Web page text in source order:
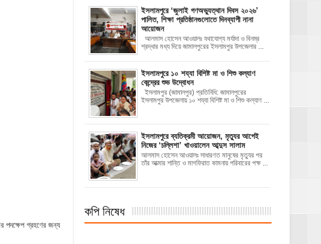
পদক্ষেপ গ্রহণের জন্য
‎ইসলামপুরে ‘জুলাই গণঅভ্যুত্থান দিবস ২০২৬’
পালিত, শিক্ষা প্রতিষ্ঠানগুলোতে দিনব্যাপী নানা
আয়োজন
‎​আলমাস হোসেন আওয়ালঃ‎ ‎​যথাযোগ্য মর্যাদা ও বিনম্র
শ্রদ্ধার মধ্য দিয়ে জামালপুরের ইসলামপুর উপজেলার ...
ইসলামপুরে ১০ শয্যা বিশিষ্ট মা ও শিশু কল্যাণ
কেন্দ্রের শুভ উদ্বোধন
ইসলামপুর (জামালপুর) প্রতিনিধি: জামালপুরের
ইসলামপুর উপজেলায় ১০ শয্যা বিশিষ্ট মা ও শিশু কল্যাণ ...
‎ইসলামপুরে ব্যতিক্রমী আয়োজন, মৃত্যুর আগেই
নিজের ‘চল্লিশা’ খাওয়ালেন আব্দুস সালাম
আলমাস হোসেন আওয়ালঃ ‎​সাধারণত মানুষের মৃত্যুর পর
তাঁর আত্মার শান্তি ও মাগফিরাত কামনায় পরিবারের পক্ষ ...
কপি নিষেধ